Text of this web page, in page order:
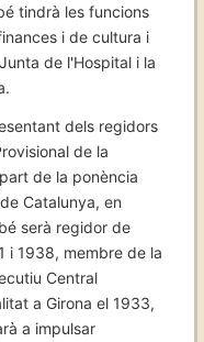
tindrà les funcions
i de cultura i
de l'Hospital i la
dels regidors
de la
de la ponència
Catalunya, en
serà regidor de
i 1938, membre de la
Central
a Girona el 1933,
a impulsar